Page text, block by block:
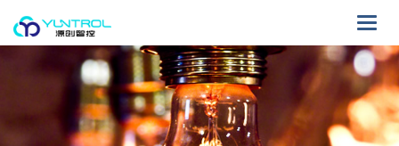
Toggle